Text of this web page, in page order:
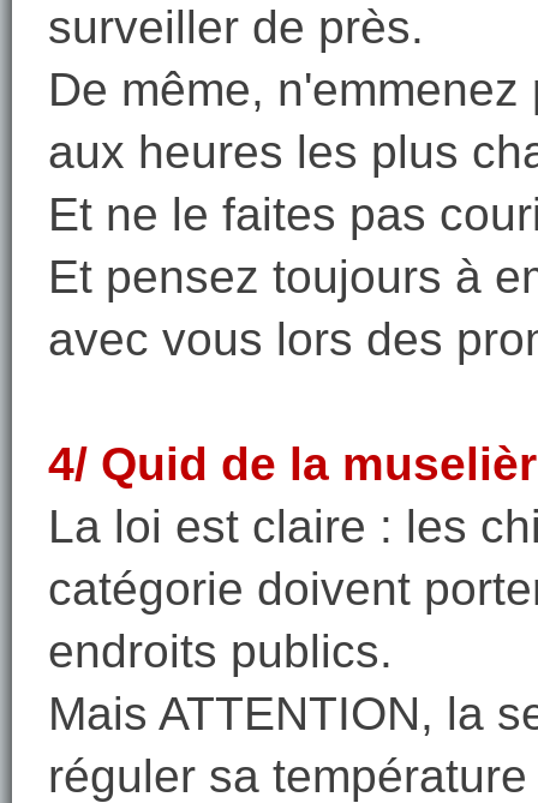
surveiller de près.
De même,
aux heures les plus
Et ne le faites pas
Et pensez toujours à
avec vous lors des
4/ Quid de la
La loi est claire : les
catégorie doivent
endroits publics.
Mais ATTENTION, la
réguler sa